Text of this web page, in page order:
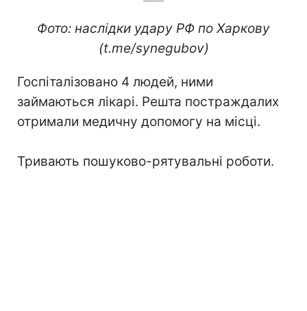
Фото: наслідки удару РФ по Харкову
(t.me/synegubov)
Госпіталізовано 4 людей, ними
займаються лікарі. Решта постраждалих
отримали медичну допомогу на місці.
Тривають пошуково-рятувальні роботи.